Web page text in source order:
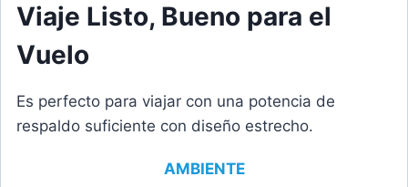
Viaje Listo, Bueno para el
Vuelo
Es perfecto para viajar con una potencia de
respaldo suficiente con diseño estrecho.
AMBIENTE